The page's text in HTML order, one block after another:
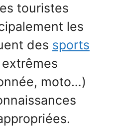
touristes
les
des sports
moto…)